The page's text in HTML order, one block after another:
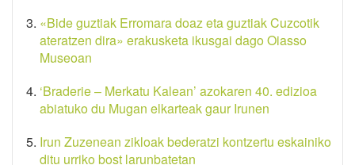
«Bide guztiak Erromara doaz eta guztiak Cuzcotik
ateratzen dira» erakusketa ikusgai dago Oiasso
Museoan
‘Braderie – Merkatu Kalean’ azokaren 40. edizioa
abiatuko du Mugan elkarteak gaur Irunen
Irun Zuzenean zikloak bederatzi kontzertu eskainiko
ditu urriko bost larunbatetan